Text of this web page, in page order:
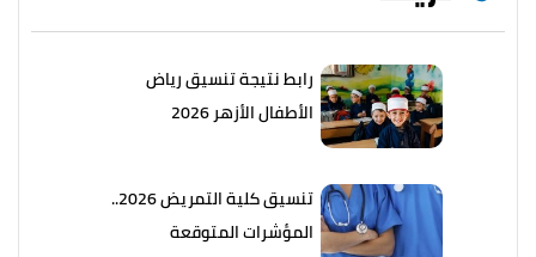
رابط نتيجة تنسيق رياض
الأطفال الأزهر 2026
تنسيق كلية التمريض 2026..
المؤشرات المتوقعة